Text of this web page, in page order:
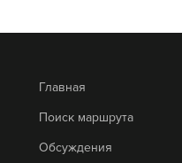
Главная
Поиск маршрута
Обсуждения